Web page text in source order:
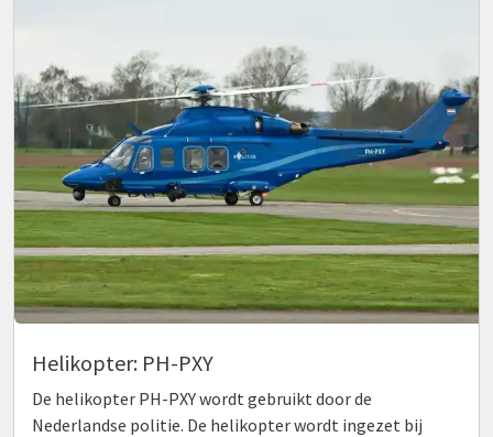
Helikopter: PH-PXY
De helikopter PH-PXY wordt gebruikt door de
Nederlandse politie. De helikopter wordt ingezet bij